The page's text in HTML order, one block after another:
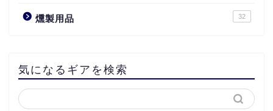
燻製用品 32
気になるギアを検索